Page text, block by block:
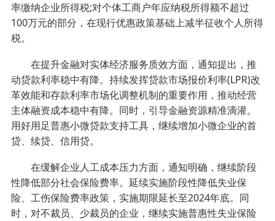
率缴纳企业所得税;对个体工商户年应纳税所得额不超过
100万元的部分，在现行优惠政策基础上减半征收个人所得
税。
在提升金融对实体经济服务质效方面，通知提出，推
动贷款利率稳中有降。持续发挥贷款市场报价利率(LPR)改
革效能和存款利率市场化调整机制的重要作用，推动经营
主体融资成本稳中有降。同时，引导金融资源精准滴灌。
用好用足普惠小微贷款支持工具，继续增加小微企业的首
贷、续贷、信用贷。
在缓解企业人工成本压力方面，通知明确，继续阶段
性降低部分社会保险费率。延续实施阶段性降低失业保
险、工伤保险费率政策，实施期限延长至2024年底。同
时，对不裁员、少裁员的企业，继续实施普惠性失业保险